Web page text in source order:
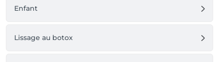
Enfant
Lissage au botox